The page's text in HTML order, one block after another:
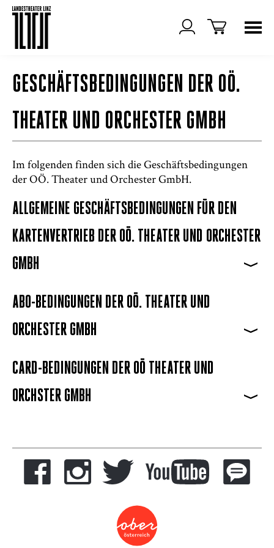
GESCHÄFTSBEDINGUNGEN DER OÖ.
THEATER UND ORCHESTER GMBH
Im folgenden finden sich die Geschäftsbedingungen
der OÖ. Theater und Orchester GmbH.
ALLGEMEINE GESCHÄFTSBEDINGUNGEN FÜR DEN
KARTENVERTRIEB DER OÖ. THEATER UND ORCHESTER
GMBH
>
ABO-BEDINGUNGEN DER OÖ. THEATER UND
ORCHESTER GMBH
>
CARD-BEDINGUNGEN DER OÖ THEATER UND
ORCHSTER GMBH
>